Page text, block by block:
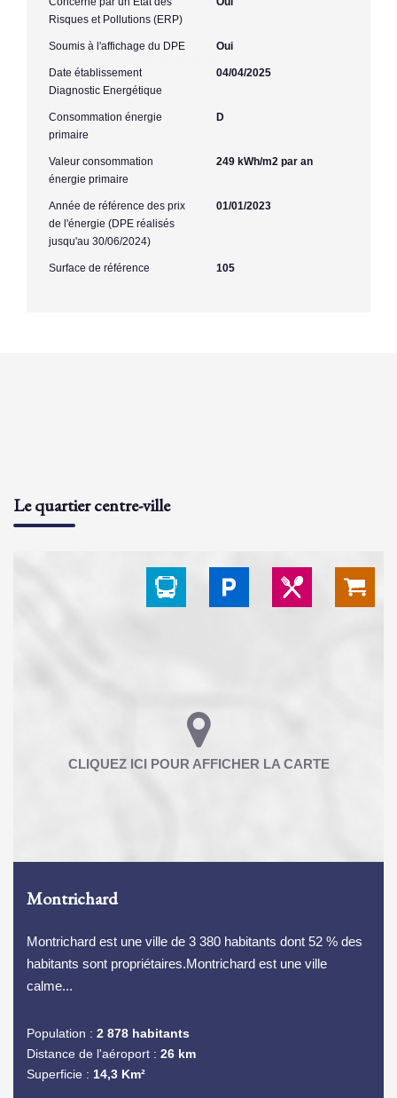
Risques et Pollutions (ERP)
Soumis à l'affichage du DPE Oui
Date établissement
Diagnostic Energétique
04/04/2025
Consommation énergie
primaire
D
Valeur consommation
énergie primaire
249 kWh/m2 par an
Année de référence des prix
de l'énergie (DPE réalisés
jusqu'au 30/06/2024)
01/01/2023
Surface de référence 105
Le quartier centre-ville
Montrichard
Montrichard est une ville de 3 380 habitants dont 52 % des
habitants sont propriétaires.Montrichard est une ville
calme...
Population : 2 878 habitants
Distance de l'aéroport : 26 km
Superficie : 14,3 Km²